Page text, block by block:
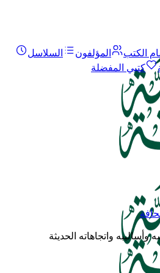
الكتب المؤلفون
السلاسل
كتبي المفضلة
واتجاهاته الحديثة